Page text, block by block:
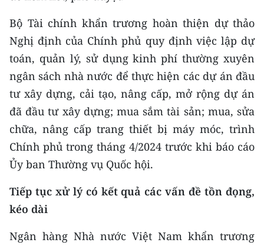
Bộ Tài chính khẩn trương hoàn thiện dự thảo
Nghị định của Chính phủ quy định việc lập dự
toán, quản lý, sử dụng kinh phí thường xuyên
ngân sách nhà nước để thực hiện các dự án đầu
tư xây dựng, cải tạo, nâng cấp, mở rộng dự án
đã đầu tư xây dựng; mua sắm tài sản; mua, sửa
chữa, nâng cấp trang thiết bị máy móc, trình
Chính phủ trong tháng 4/2024 trước khi báo cáo
Ủy ban Thường vụ Quốc hội.
Tiếp tục xử lý có kết quả các vấn đề tồn đọng,
kéo dài
Ngân hàng Nhà nước Việt Nam khẩn trương